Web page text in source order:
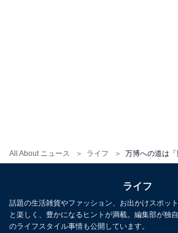
All About ニュース ライフ
ライフ
話題の生活雑貨やファッション、お出かけスポッ
と楽しく、豊かになるヒントが満載。編集部が独
のライフスタイル事情も公開しています。